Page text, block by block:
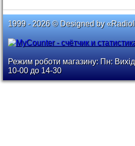
1999 - 2026 © Designed by
Режим роботи магазину: Пн:
10-00 до 14-30